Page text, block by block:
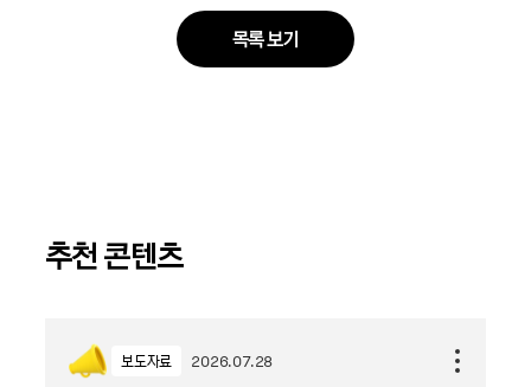
목록 보기
추천 콘텐츠
보도자료 2026.07.28